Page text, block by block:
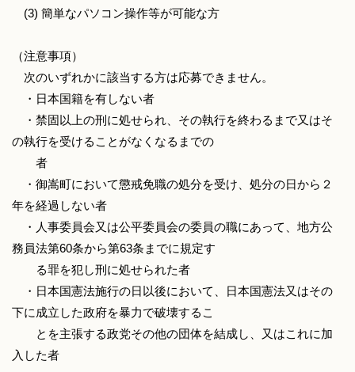
(3) 簡単なパソコン操作等が可能な方
（注意事項）
次のいずれかに該当する方は応募できません。
・日本国籍を有しない者
・禁固以上の刑に処せられ、その執行を終わるまで又はそ
の執行を受けることがなくなるまでの
者
・御嵩町において懲戒免職の処分を受け、処分の日から２
年を経過しない者
・人事委員会又は公平委員会の委員の職にあって、地方公
務員法第60条から第63条までに規定す
る罪を犯し刑に処せられた者
・日本国憲法施行の日以後において、日本国憲法又はその
下に成立した政府を暴力で破壊するこ
とを主張する政党その他の団体を結成し、又はこれに加
入した者